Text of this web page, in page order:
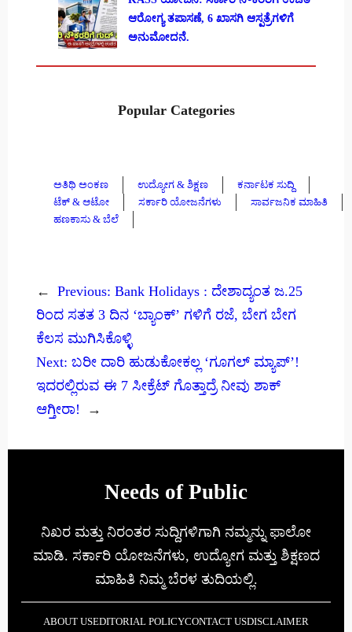
ಆರೋಗ್ಯ ತಪಾಸಣೆ, 6 ಖಾಸಗಿ ಆಸ್ಪತ್ರೆಗಳಿಗೆ
ಅನುಮೋದನೆ.
Popular Categories
ಅತಿಥಿ ಅಂಕಣ ಉದ್ಯೋಗ & ಶಿಕ್ಷಣ
ಕರ್ನಾಟಕ ಸುದ್ದಿ
ಟೆಕ್ & ಆಟೋ
ಸರ್ಕಾರಿ ಯೋಜನೆಗಳು
ಸಾರ್ವಜನಿಕ ಮಾಹಿತಿ
ಹಣಕಾಸು & ಬೆಲೆ
← Previous: Bank Holidays : ದೇಶಾದ್ಯಂತ ಜ.25
ರಿಂದ ಸತತ 3 ದಿನ ‘ಬ್ಯಾಂಕ್’ ಗಳಿಗೆ ರಜೆ, ಬೇಗ ಬೇಗ
ಕೆಲಸ ಮುಗಿಸಿಕೊಳ್ಳಿ
Next: ಬರೀ ದಾರಿ ಹುಡುಕೋಕಲ್ಲ ‘ಗೂಗಲ್ ಮ್ಯಾಪ್’!
ಇದರಲ್ಲಿರುವ ಈ 7 ಸೀಕ್ರೆಟ್ ಗೊತ್ತಾದ್ರೆ ನೀವು ಶಾಕ್
ಆಗ್ತೀರಾ!
→
Needs of Public
ನಿಖರ ಮತ್ತು ನಿರಂತರ ಸುದ್ದಿಗಳಿಗಾಗಿ ನಮ್ಮನ್ನು ಫಾಲೋ
ಮಾಡಿ. ಸರ್ಕಾರಿ ಯೋಜನೆಗಳು, ಉದ್ಯೋಗ ಮತ್ತು ಶಿಕ್ಷಣದ
ಮಾಹಿತಿ ನಿಮ್ಮ ಬೆರಳ ತುದಿಯಲ್ಲಿ.
ABOUT USEDITORIAL POLICYCONTACT USDISCLAIMER